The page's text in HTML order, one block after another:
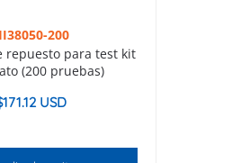
200
repuesto para test kit
(200 pruebas)
171.12 USD